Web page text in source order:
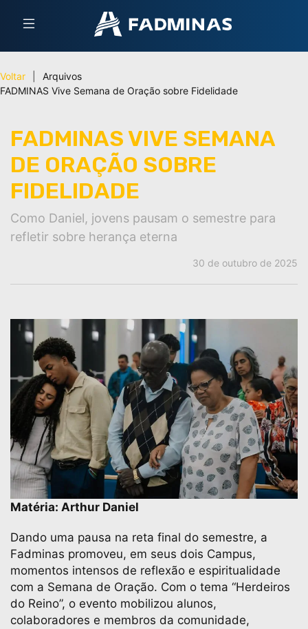
Voltar
Arquivos
FADMINAS Vive Semana de Oração sobre Fidelidade
FADMINAS VIVE SEMANA
DE ORAÇÃO SOBRE
FIDELIDADE
Como Daniel, jovens pausam o semestre para
refletir sobre herança eterna
30 de outubro de 2025
Matéria: Arthur Daniel
Dando uma pausa na reta final do semestre, a
Fadminas promoveu, em seus dois Campus,
momentos intensos de reflexão e espiritualidade
com a Semana de Oração. Com o tema “Herdeiros
do Reino”, o evento mobilizou alunos,
colaboradores e membros da comunidade,